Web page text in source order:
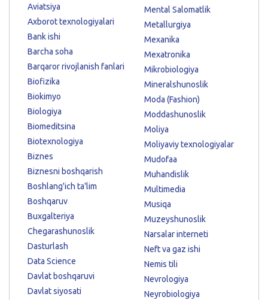
Aviatsiya
Axborot texnologiyalari
Bank ishi
Barcha soha
Barqaror rivojlanish fanlari
Biofizika
Biokimyo
Biologiya
Biomeditsina
Biotexnologiya
Biznes
Biznesni boshqarish
Boshlang'ich ta'lim
Boshqaruv
Buxgalteriya
Chegarashunoslik
Dasturlash
Data Science
Davlat boshqaruvi
Davlat siyosati
Mental Salomatlik
Metallurgiya
Mexanika
Mexatronika
Mikrobiologiya
Mineralshunoslik
Moda (Fashion)
Moddashunoslik
Moliya
Moliyaviy texnologiyalar
Mudofaa
Muhandislik
Multimedia
Musiqa
Muzeyshunoslik
Narsalar interneti
Neft va gaz ishi
Nemis tili
Nevrologiya
Neyrobiologiya